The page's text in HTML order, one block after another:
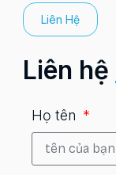
Liên Hệ
Liên hệ
Họ tên